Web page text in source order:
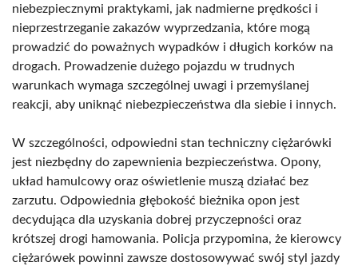
niebezpiecznymi praktykami, jak nadmierne prędkości i
nieprzestrzeganie zakazów wyprzedzania, które mogą
prowadzić do poważnych wypadków i długich korków na
drogach. Prowadzenie dużego pojazdu w trudnych
warunkach wymaga szczególnej uwagi i przemyślanej
reakcji, aby uniknąć niebezpieczeństwa dla siebie i innych.
W szczególności, odpowiedni stan techniczny ciężarówki
jest niezbędny do zapewnienia bezpieczeństwa. Opony,
układ hamulcowy oraz oświetlenie muszą działać bez
zarzutu. Odpowiednia głębokość bieżnika opon jest
decydująca dla uzyskania dobrej przyczepności oraz
krótszej drogi hamowania. Policja przypomina, że kierowcy
ciężarówek powinni zawsze dostosowywać swój styl jazdy